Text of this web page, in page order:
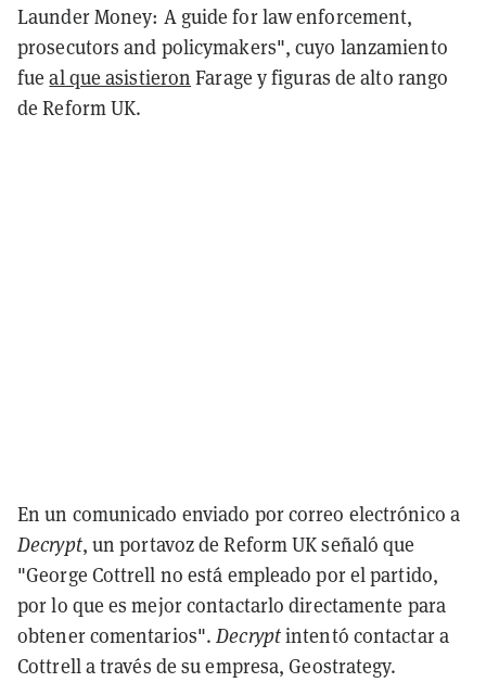
Launder Money: A guide for law enforcement,
prosecutors and policymakers", cuyo lanzamiento
fueal que asistieron Farage y figuras de alto rango
de Reform UK.
En un comunicado enviado por correo electrónico a
Decrypt, un portavoz de Reform UK señaló que
"George Cottrell no está empleado por el partido,
por lo que es mejor contactarlo directamente para
obtener comentarios".Decryptintentó contactar a
Cottrell a través de su empresa, Geostrategy.